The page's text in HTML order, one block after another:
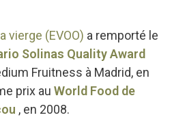
vierge (EVOO) a remporté le
Solinas Quality Award
Fruitness à Madrid, en
prix au World Food de
, en 2008.